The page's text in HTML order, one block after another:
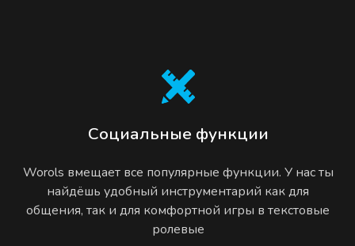
Социальные функции
Worols вмещает все популярные функции. У нас ты
найдёшь удобный инструментарий как для
общения, так и для комфортной игры в текстовые
ролевые